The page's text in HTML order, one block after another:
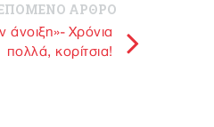
ΑΡΘΡΟ
άνοιξη»- Χρόνια
πολλά, κορίτσια!